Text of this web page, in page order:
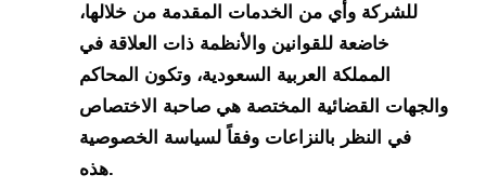
للشركة وأي من الخدمات المقدمة من خلالها،
خاضعة للقوانين والأنظمة ذات العلاقة في
المملكة العربية السعودية، وتكون المحاكم
والجهات القضائية المختصة هي صاحبة الاختصاص
في النظر بالنزاعات وفقاً لسياسة الخصوصية
هذه.